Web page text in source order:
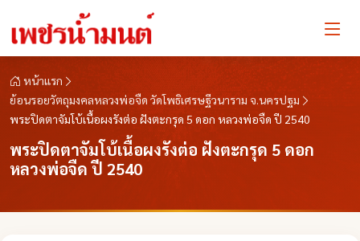
หน้าแรก
ย้อนรอยวัตถุมงคลหลวงพ่อจืด วัดโพธิเศรษฐีวนาราม จ.นครปฐม
พระปิดตาจัมโบ้เนื้อผงรังต่อ ฝังตะกรุด 5 ดอก หลวงพ่อจืด ปี 2540
พระปิดตาจัมโบ้เนื้อผงรังต่อ ฝังตะกรุด 5 ดอก
หลวงพ่อจืด ปี 2540